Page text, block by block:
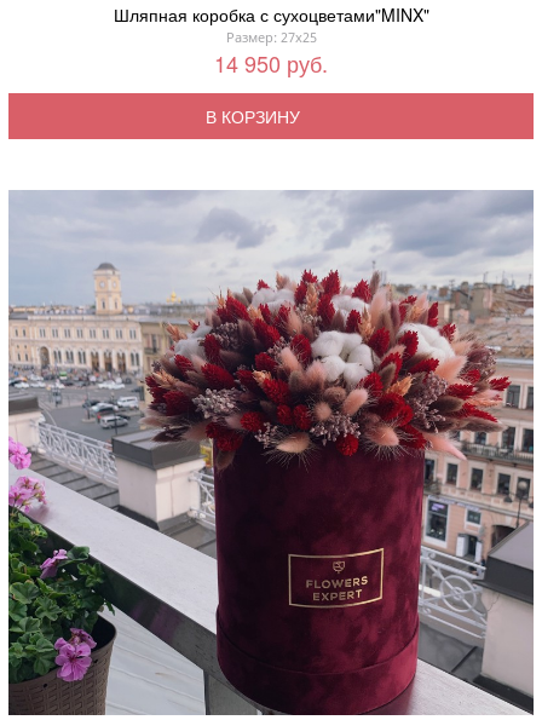
Шляпная коробка с сухоцветами"MINX"
Размер: 27x25
14 950 руб.
В КОРЗИНУ